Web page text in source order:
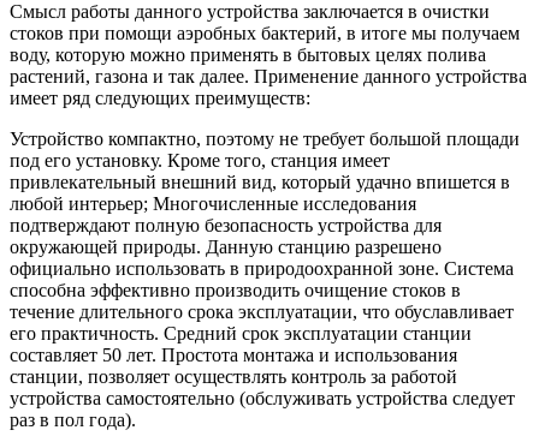
Смысл работы данного устройства заключается в очистки
стоков при помощи аэробных бактерий, в итоге мы получаем
воду, которую можно применять в бытовых целях полива
растений, газона и так далее. Применение данного устройства
имеет ряд следующих преимуществ:
Устройство компактно, поэтому не требует большой площади
под его установку. Кроме того, станция имеет
привлекательный внешний вид, который удачно впишется в
любой интерьер; Многочисленные исследования
подтверждают полную безопасность устройства для
окружающей природы. Данную станцию разрешено
официально использовать в природоохранной зоне. Система
способна эффективно производить очищение стоков в
течение длительного срока эксплуатации, что обуславливает
его практичность. Средний срок эксплуатации станции
составляет 50 лет. Простота монтажа и использования
станции, позволяет осуществлять контроль за работой
устройства самостоятельно (обслуживать устройства следует
раз в пол года).